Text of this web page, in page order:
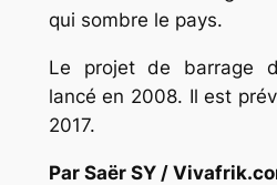
qui sombre le pays.
Le projet de barrage
lancé en 2008. Il est
2017.
Par Saër SY /